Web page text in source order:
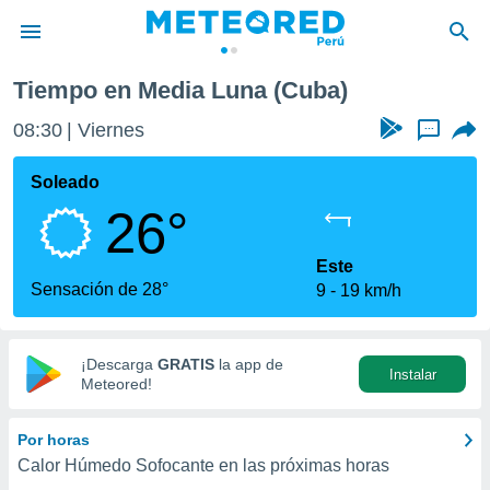
de
ha sido
calidad.
a este
las
y
digital
basada
Tiempo en Media Luna (Cuba)
08:30 Viernes ...
Soleado
26°
Sensación de 28°
Este
9
19 km/h
¡Descarga GRATIS la app de
Meteored!
Instalar
Por horas
Calor Húmedo Sofocante en las próximas horas